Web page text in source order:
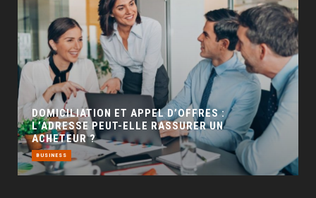
GÉO SEO : UN LEVIER INCONTOURNABLE POUR
LA VISIBILITÉ LOCALE
BUSINESS